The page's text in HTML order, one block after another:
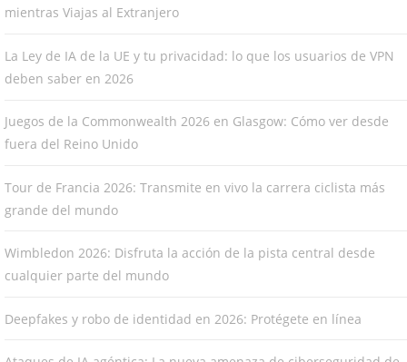
mientras Viajas al Extranjero
La Ley de IA de la UE y tu privacidad: lo que los usuarios de VPN
deben saber en 2026
Juegos de la Commonwealth 2026 en Glasgow: Cómo ver desde
fuera del Reino Unido
Tour de Francia 2026: Transmite en vivo la carrera ciclista más
grande del mundo
Wimbledon 2026: Disfruta la acción de la pista central desde
cualquier parte del mundo
Deepfakes y robo de identidad en 2026: Protégete en línea